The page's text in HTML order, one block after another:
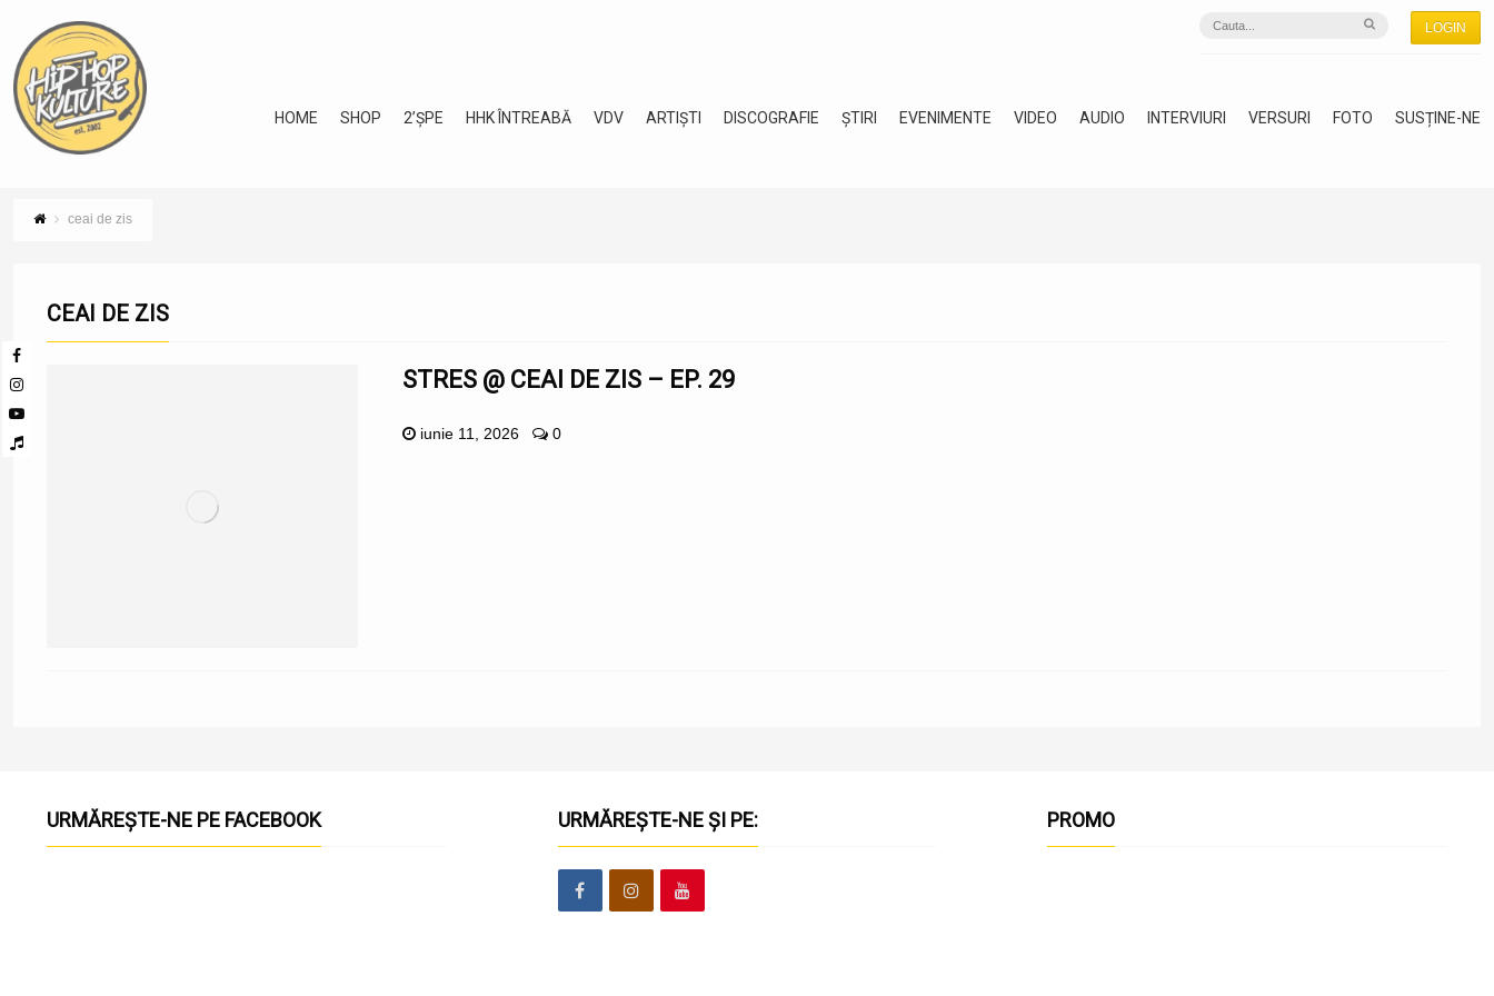
LOGIN
HOME SHOP 2’ȘPE HHK ÎNTREABĂ VDV ARTIȘTI DISCOGRAFIE ȘTIRI EVENIMENTE VIDEO AUDIO INTERVIURI VERSURI FOTO SUSȚINE-NE
ceai de zis
CEAI DE ZIS
STRES @ CEAI DE ZIS – EP. 29
iunie 11, 2026 0
URMĂREȘTE-NE PE FACEBOOK URMĂREȘTE-NE ȘI PE: PROMO